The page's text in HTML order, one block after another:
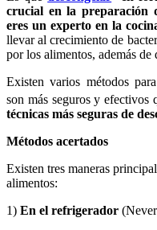
crucial en la preparación
eres un experto en la
llevar al crecimiento de
por los alimentos, además
Existen varios métodos
son más seguros y efectivos
técnicas más seguras de
Métodos acertados
Existen tres maneras
alimentos:
1) En el refrigerador